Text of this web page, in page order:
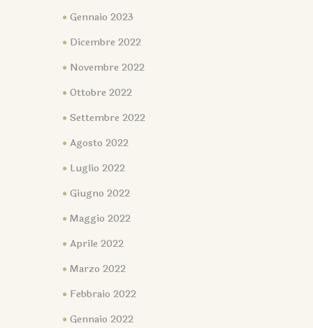
Gennaio 2023
Dicembre 2022
Novembre 2022
Ottobre 2022
Settembre 2022
Agosto 2022
Luglio 2022
Giugno 2022
Maggio 2022
Aprile 2022
Marzo 2022
Febbraio 2022
Gennaio 2022